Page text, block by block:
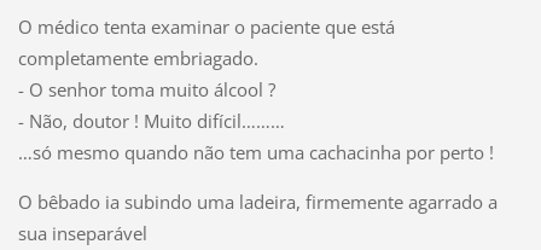
O médico tenta examinar o paciente que está
completamente embriagado.
- O senhor toma muito álcool ?
- Não, doutor ! Muito difícil………
…só mesmo quando não tem uma cachacinha por perto !
O bêbado ia subindo uma ladeira, firmemente agarrado a
sua inseparável